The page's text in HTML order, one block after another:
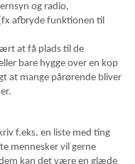
og radio,
afbryde funktionen til
at få plads til de
bare hygge over en kop
at mange pårørende bliver
f.eks. en liste med ting
mennesker vil gerne
kan det være en glæde